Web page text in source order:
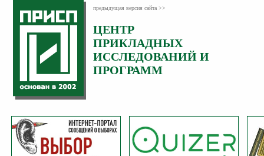
предыдущая версия сайта >>
ЦЕНТР
ПРИКЛАДНЫХ
ИССЛЕДОВАНИЙ И
ПРОГРАММ
Категория:
Комментарии